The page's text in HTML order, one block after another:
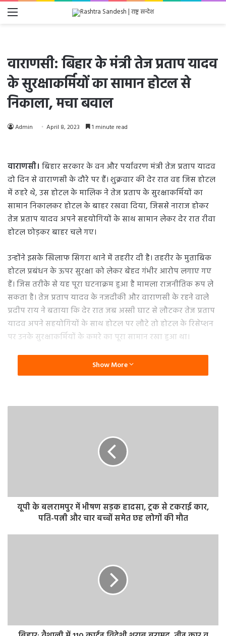
Menu
वाराणसी: बिहार के मंत्री तेज प्रताप यादव
के सुरक्षाकर्मियों का सामान होटल से
निकाला, मचा बवाल
Admin April 8, 2023 1 minute read
वाराणसी। बिहार सरकार के वन और पर्यावरण मंत्री तेज प्रताप यादव
दो दिन से वाराणसी के दौरे पर हैं। शुक्रवार की देर रात वह जिस होटल
में ठहरे थे, उस होटल के मालिक ने तेज प्रताप के सुरक्षाकर्मियों का
सामान निकालकर होटल के बाहर रखवा दिया, जिससे नाराज होकर
तेज प्रताप यादव अपने सहयोगियों के साथ सामान लेकर देर रात रीवा
होटल छोड़कर बाहर चले गए।
उन्होंने इसके खिलाफ सिगरा थाने में तहरीर दी है। तहरीर के मुताबिक
होटल प्रबंधन के ऊपर सुरक्षा को लेकर बेहद गंभीर आरोप लगाए गए
हैं। जिस तरीके से यह पूरा घटनाक्रम हुआ है मामला राजनीतिक रूप ले
सकता है। तेज प्रताप यादव के नजदीकी और वाराणसी के रहने वाले
प्रदीप राय ने बताया कि देर रात जब अस्सी घाट से लौटकर तेज प्रताप
यादव अपने सहयोगियों के साथ होटल पर लौटे तो होटल के रिसेप्शन
पर उनके सुरक्षाकर्मियों के कमरे का पूरा सामान रखा हुआ था।
सीसीटीवी को देखने के बाद पता चला कि तेज प्रताप यादव के कमरे
को खोला गया है। बिहार सरकार के एक मंत्री की सुरक्षा के मद्देनजर
होटल प्रबंधन ने उनसे वापस आने के लिए लेकिन मामला चौकी सुरक्षा
बताया गया कि काशी विश्वनाथ मंदिर दर्शन के लिए जा रहे हैं। होटल से
निकलने के बाद योगी के आवास पर रुके हुए हैं और मीडिया से बात
Show More
यूपी के बलरामपुर में भीषण सड़क हादसा, ट्रक से टकराई कार,
पति-पत्नी और चार बच्चों समेत छह लोगों की मौत